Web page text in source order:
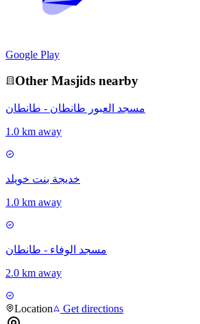
Google Play
Other Masjids nearby
مسجد العبور طانطان - طانطان
1.0 km away
خديجة بنت خويلد
1.0 km away
مسجد الوفاء - طانطان
2.0 km away
Location Get directions